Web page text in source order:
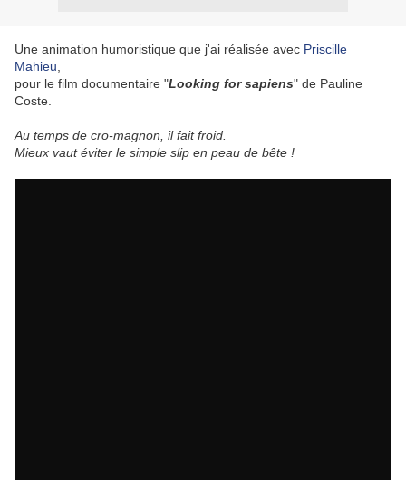
Une animation humoristique que j'ai réalisée avec Priscille
Mahieu
pour le film documentaire "Looking for sapiens" de Pauline
Coste.
Au temps de cro-magnon, il fait froid.
Mieux vaut éviter le simple slip en peau de bête !